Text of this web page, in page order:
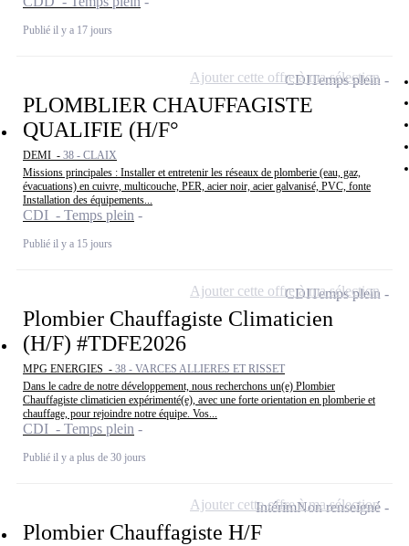
Publié il y a 17 jours
PLOMBLIER CHAUFFAGISTE
QUALIFIE (H/F°
DEMI - 38 - CLAIX
Missions principales : Installer et entretenir les réseaux de plomberie (eau, gaz,
évacuations) en cuivre, multicouche, PER, acier noir, acier galvanisé, PVC, fonte
Installation des équipements...
CDI - Temps plein
Publié il y a 15 jours
CDITemps plein
Ajouter cette offre à ma sélection
Plombier Chauffagiste Climaticien
(H/F) #TDFE2026
MPG ENERGIES - 38 - VARCES ALLIERES ET RISSET
Dans le cadre de notre développement, nous recherchons un(e) Plombier
Chauffagiste climaticien expérimenté(e), avec une forte orientation en plomberie et
chauffage, pour rejoindre notre équipe. Vos...
CDI - Temps plein
Publié il y a plus de 30 jours
CDITemps plein
Ajouter cette offre à ma sélection
Plombier Chauffagiste H/F
IntérimNon renseigné
Ajouter cette offre à ma sélection